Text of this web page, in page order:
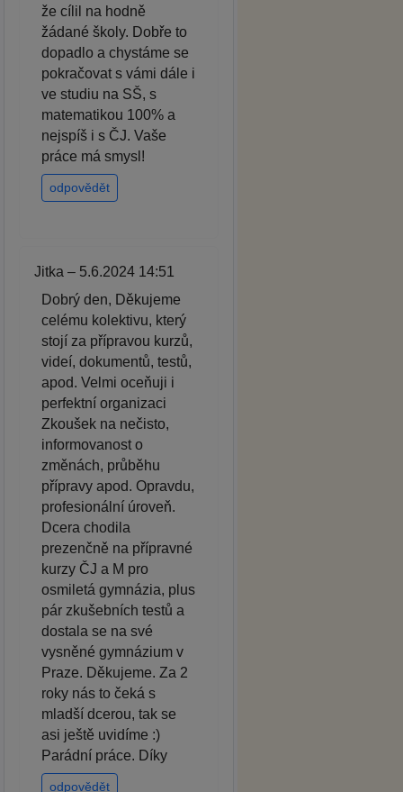
že cílil na hodně
žádané školy. Dobře to
dopadlo a chystáme se
pokračovat s vámi dále i
ve studiu na SŠ, s
matematikou 100% a
nejspíš i s ČJ. Vaše
práce má smysl!
odpovědět
Jitka – 5.6.2024 14:51
Dobrý den, Děkujeme
celému kolektivu, který
stojí za přípravou kurzů,
videí, dokumentů, testů,
apod. Velmi oceňuji i
perfektní organizaci
Zkoušek na nečisto,
informovanost o
změnách, průběhu
přípravy apod. Opravdu,
profesionální úroveň.
Dcera chodila
prezenčně na přípravné
kurzy ČJ a M pro
osmiletá gymnázia, plus
pár zkušebních testů a
dostala se na své
vysněné gymnázium v
Praze. Děkujeme. Za 2
roky nás to čeká s
mladší dcerou, tak se
asi ještě uvidíme :)
Parádní práce. Díky
odpovědět